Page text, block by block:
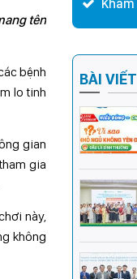
tên
bệnh
lo tinh
gian
gia
này,
không
BÀI